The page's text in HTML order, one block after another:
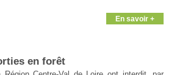
En savoir +
en forêt